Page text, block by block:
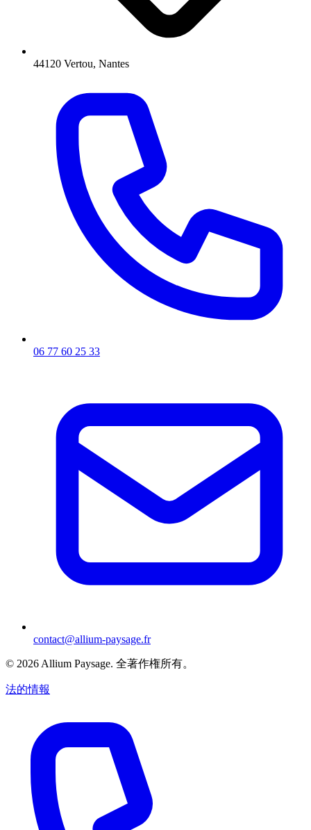
44120 Vertou, Nantes
06 77 60 25 33
contact@allium-paysage.fr
© 2026 Allium Paysage. 全著作権所有。
法的情報